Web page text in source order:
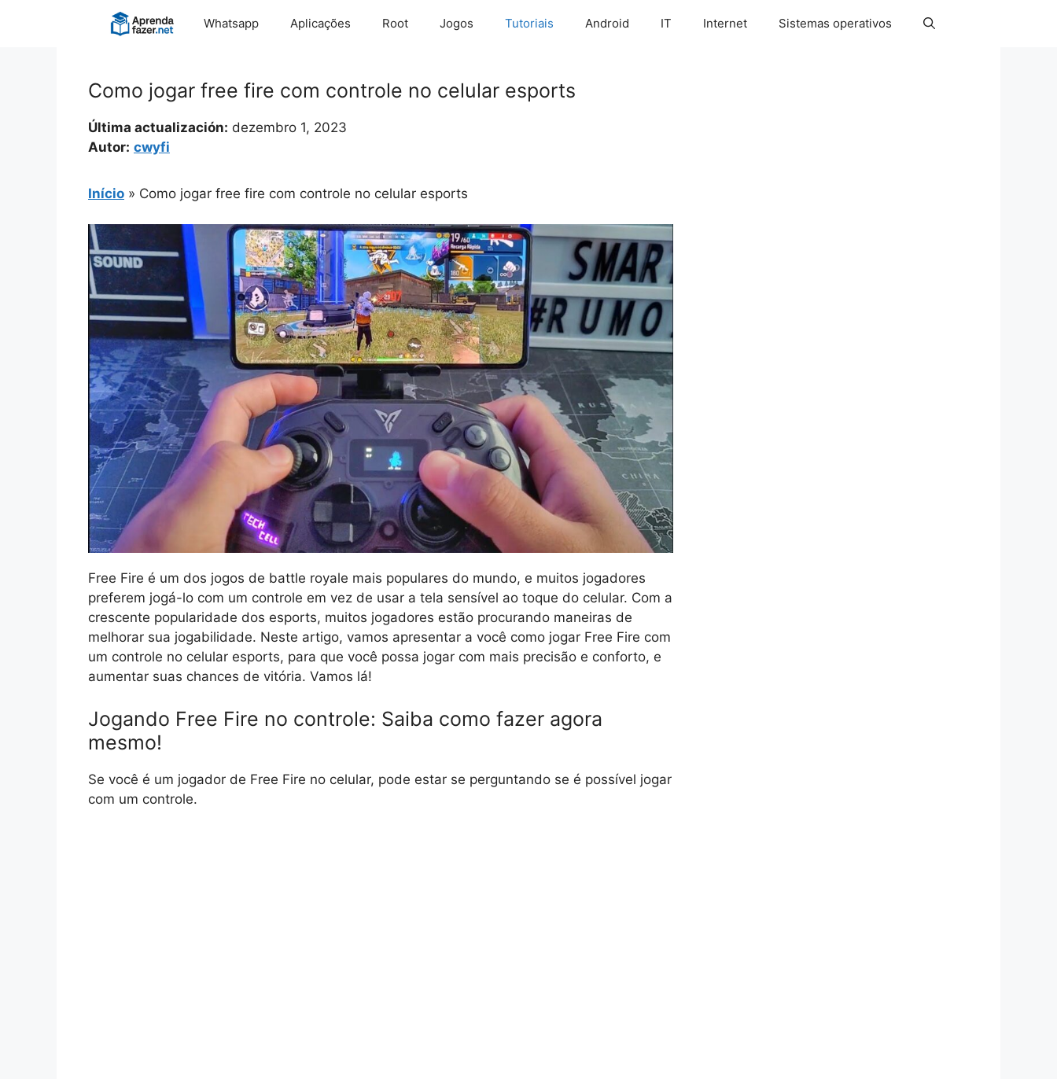
Whatsapp Aplicações Root Jogos Tutoriais Android IT Internet Sistemas operativos
Como jogar free fire com controle no celular esports
Última actualización: dezembro 1, 2023
Autor: cwyfi
Início » Como jogar free fire com controle no celular esports
Free Fire é um dos jogos de battle royale mais populares do mundo, e muitos jogadores
preferem jogá-lo com um controle em vez de usar a tela sensível ao toque do celular. Com a
crescente popularidade dos esports, muitos jogadores estão procurando maneiras de
melhorar sua jogabilidade. Neste artigo, vamos apresentar a você como jogar Free Fire com
um controle no celular esports, para que você possa jogar com mais precisão e conforto, e
aumentar suas chances de vitória. Vamos lá!
Jogando Free Fire no controle: Saiba como fazer agora
mesmo!
Se você é um jogador de Free Fire no celular, pode estar se perguntando se é possível jogar
com um controle.